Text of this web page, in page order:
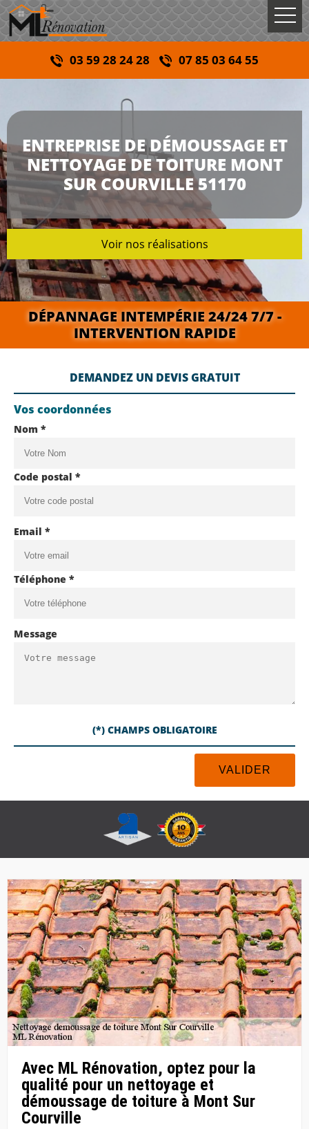
03 59 28 24 28 07 85 03 64 55
ENTREPRISE DE DÉMOUSSAGE ET
NETTOYAGE DE TOITURE MONT
SUR COURVILLE 51170
Voir nos réalisations
DÉPANNAGE INTEMPÉRIE 24/24 7/7 -
INTERVENTION RAPIDE
DEMANDEZ UN DEVIS GRATUIT
Vos coordonnées
Nom *
Code postal *
Email *
Téléphone *
Message
(*) CHAMPS OBLIGATOIRE
Avec ML Rénovation, optez pour la
qualité pour un nettoyage et
démoussage de toiture à Mont Sur
Courville